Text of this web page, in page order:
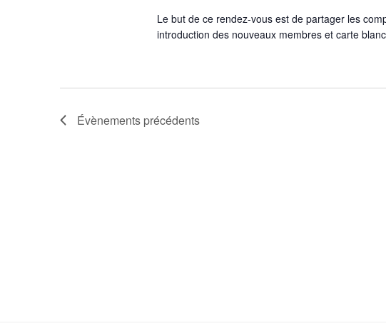
Le but de ce rendez-vous est de partager les
introduction des nouveaux membres et carte
Évènements précédents